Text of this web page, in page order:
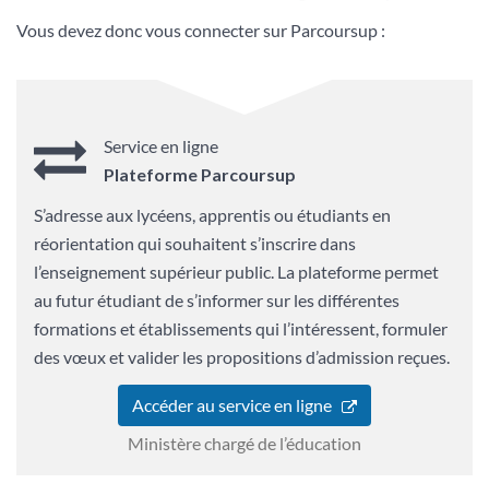
Vous devez donc vous connecter sur Parcoursup :
Service en ligne
Plateforme Parcoursup
S’adresse aux lycéens, apprentis ou étudiants en
réorientation qui souhaitent s’inscrire dans
l’enseignement supérieur public. La plateforme permet
au futur étudiant de s’informer sur les différentes
formations et établissements qui l’intéressent, formuler
des vœux et valider les propositions d’admission reçues.
Accéder au service en ligne
Ministère chargé de l’éducation